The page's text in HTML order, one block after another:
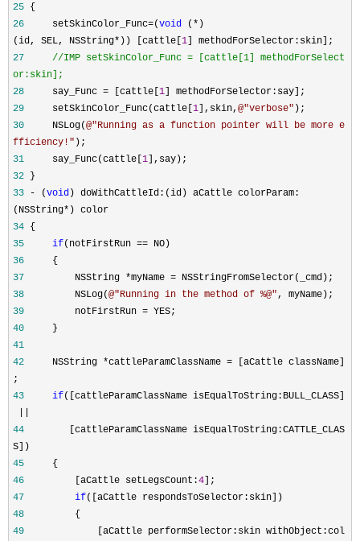
25 {
26
setSkinColor_Func=(void ( * )
(id, SEL, NSString* )) [cattle[ 1 ] methodForSelector:skin];
27
//IMP setSkinColor_Func = [cattle[1] methodForSelect
or:skin];
28
say_Func = [cattle[ 1 ] methodForSelector:say];
29
setSkinColor_Func(cattle[ 1 ],skin, @"verbose" );
30
NSLog(@"Running as a function pointer will be more e
fficiency! " );
31
say_Func(cattle[ 1 ],say);
32
}
33
- (void ) doWithCattleId:(id) aCattle colorParam:
(NSString* ) color
34 {
35
if(notFirstRun == NO)
36
{
37
NSString *myName = NSStringFromSelector(_cmd);
38
NSLog(@"Running in the method of %@", myName);
39
notFirstRun = YES;
40
}
41
42
NSString *cattleParamClassName = [aCattle className]
;
43
if([cattleParamClassName isEqualToString:BULL_CLASS]
44
[cattleParamClassName isEqualToString:CATTLE_CLAS
S])
45
{
46
[aCattle setLegsCount:4 ];
47
if([aCattle respondsToSelector:skin])
48
{
49
[aCattle performSelector:skin withObject:col